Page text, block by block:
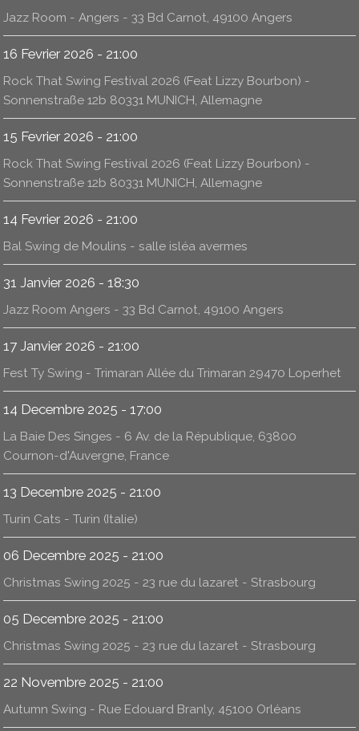
Jazz Room - Angers - 33 Bd Carnot, 49100 Angers
16 Fevrier 2026 - 21:00
Rock That Swing Festival 2026 (Feat Lizzy Bourbon) -
Sonnenstraße 12b 80331 MUNICH, Allemagne
15 Fevrier 2026 - 21:00
Rock That Swing Festival 2026 (Feat Lizzy Bourbon) -
Sonnenstraße 12b 80331 MUNICH, Allemagne
14 Fevrier 2026 - 21:00
Bal Swing de Moulins - salle isléa avermes
31 Janvier 2026 - 18:30
Jazz Room Angers - 33 Bd Carnot, 49100 Angers
17 Janvier 2026 - 21:00
Fest Ty Swing - Trimaran Allée du Trimaran 29470 Loperhet
14 Decembre 2025 - 17:00
La Baie Des Singes - 6 Av. de la République, 63800
Cournon-d'Auvergne, France
13 Decembre 2025 - 21:00
Turin Cats - Turin (Italie)
06 Decembre 2025 - 21:00
Christmas Swing 2025 - 23 rue du lazaret - Strasbourg
05 Decembre 2025 - 21:00
Christmas Swing 2025 - 23 rue du lazaret - Strasbourg
22 Novembre 2025 - 21:00
Autumn Swing - Rue Edouard Branly, 45100 Orléans